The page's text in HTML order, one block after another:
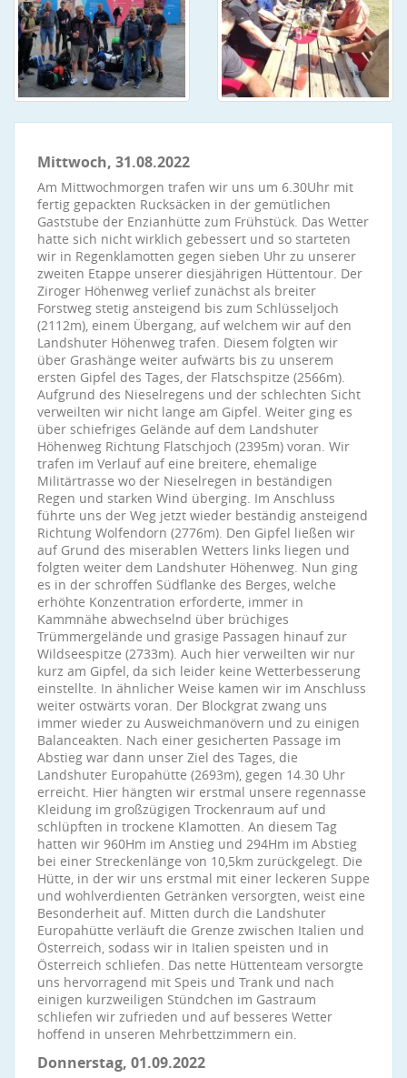
Mittwoch, 31.08.2022
Am Mittwochmorgen trafen wir uns um 6.30Uhr mit
fertig gepackten Rucksäcken in der gemütlichen
Gaststube der Enzianhütte zum Frühstück. Das Wetter
hatte sich nicht wirklich gebessert und so starteten
wir in Regenklamotten gegen sieben Uhr zu unserer
zweiten Etappe unserer diesjährigen Hüttentour. Der
Ziroger Höhenweg verlief zunächst als breiter
Forstweg stetig ansteigend bis zum Schlüsseljoch
(2112m), einem Übergang, auf welchem wir auf den
Landshuter Höhenweg trafen. Diesem folgten wir
über Grashänge weiter aufwärts bis zu unserem
ersten Gipfel des Tages, der Flatschspitze (2566m).
Aufgrund des Nieselregens und der schlechten Sicht
verweilten wir nicht lange am Gipfel. Weiter ging es
über schiefriges Gelände auf dem Landshuter
Höhenweg Richtung Flatschjoch (2395m) voran. Wir
trafen im Verlauf auf eine breitere, ehemalige
Militärtrasse wo der Nieselregen in beständigen
Regen und starken Wind überging. Im Anschluss
führte uns der Weg jetzt wieder beständig ansteigend
Richtung Wolfendorn (2776m). Den Gipfel ließen wir
auf Grund des miserablen Wetters links liegen und
folgten weiter dem Landshuter Höhenweg. Nun ging
es in der schroffen Südflanke des Berges, welche
erhöhte Konzentration erforderte, immer in
Kammnähe abwechselnd über brüchiges
Trümmergelände und grasige Passagen hinauf zur
Wildseespitze (2733m). Auch hier verweilten wir nur
kurz am Gipfel, da sich leider keine Wetterbesserung
einstellte. In ähnlicher Weise kamen wir im Anschluss
weiter ostwärts voran. Der Blockgrat zwang uns
immer wieder zu Ausweichmanövern und zu einigen
Balanceakten. Nach einer gesicherten Passage im
Abstieg war dann unser Ziel des Tages, die
Landshuter Europahütte (2693m), gegen 14.30 Uhr
erreicht. Hier hängten wir erstmal unsere regennasse
Kleidung im großzügigen Trockenraum auf und
schlüpften in trockene Klamotten. An diesem Tag
hatten wir 960Hm im Anstieg und 294Hm im Abstieg
bei einer Streckenlänge von 10,5km zurückgelegt. Die
Hütte, in der wir uns erstmal mit einer leckeren Suppe
und wohlverdienten Getränken versorgten, weist eine
Besonderheit auf. Mitten durch die Landshuter
Europahütte verläuft die Grenze zwischen Italien und
Österreich, sodass wir in Italien speisten und in
Österreich schliefen. Das nette Hüttenteam versorgte
uns hervorragend mit Speis und Trank und nach
einigen kurzweiligen Stündchen im Gastraum
schliefen wir zufrieden und auf besseres Wetter
hoffend in unseren Mehrbettzimmern ein.
Donnerstag, 01.09.2022